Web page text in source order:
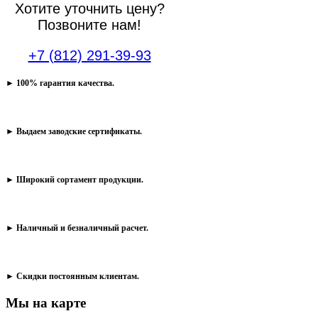
Хотите уточнить цену?
Позвоните нам!
+7 (812) 291-39-93
► 100% гарантия качества.
► Выдаем заводские сертификаты.
► Широкий сортамент продукции.
► Наличный и безналичный расчет.
► Скидки постоянным клиентам.
Мы на карте